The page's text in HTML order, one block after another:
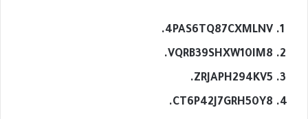
4PAS6TQ87CXMLNV.
VQRB39SHXW10IM8.
ZRJAPH294KV5.
CT6P42J7GRH50Y8.